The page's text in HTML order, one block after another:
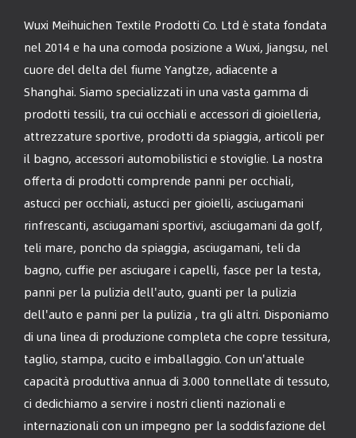
Wuxi Meihuichen Textile Prodotti Co. Ltd è stata fondata
nel 2014 e ha una comoda posizione a Wuxi, Jiangsu, nel
cuore del delta del fiume Yangtze, adiacente a
Shanghai. Siamo specializzati in una vasta gamma di
prodotti tessili, tra cui occhiali e accessori di gioielleria,
attrezzature sportive, prodotti da spiaggia, articoli per
il bagno, accessori automobilistici e stoviglie. La nostra
offerta di prodotti comprende panni per occhiali,
astucci per occhiali, astucci per gioielli, asciugamani
rinfrescanti, asciugamani sportivi, asciugamani da golf,
teli mare, poncho da spiaggia, asciugamani, teli da
bagno, cuffie per asciugare i capelli, fasce per la testa,
panni per la pulizia dell'auto, guanti per la pulizia
dell'auto e panni per la pulizia , tra gli altri. Disponiamo
di una linea di produzione completa che copre tessitura,
taglio, stampa, cucito e imballaggio. Con un'attuale
capacità produttiva annua di 3.000 tonnellate di tessuto,
ci dedichiamo a servire i nostri clienti nazionali e
internazionali con un impegno per la soddisfazione del